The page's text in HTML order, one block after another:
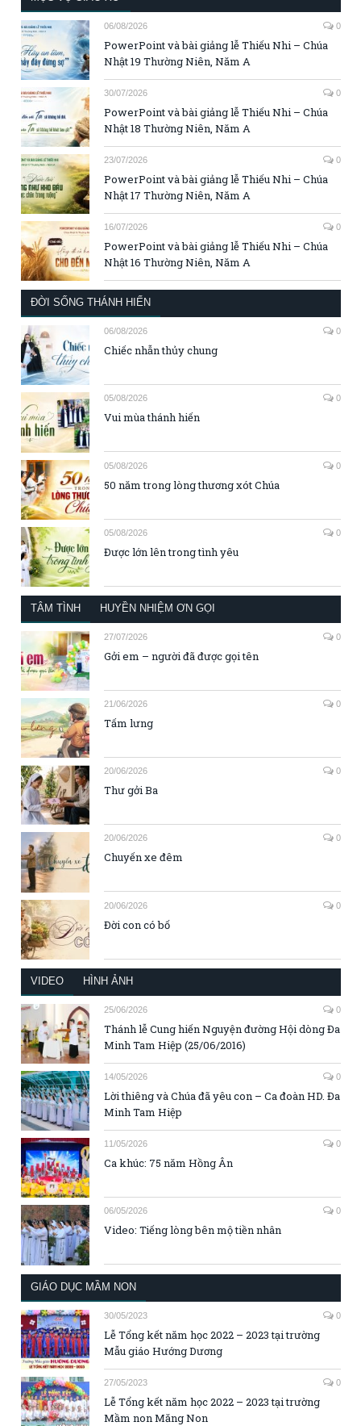
06/08/2026 0
PowerPoint và bài giảng lễ Thiếu Nhi – Chúa
Nhật 19 Thường Niên, Năm A
30/07/2026 0
PowerPoint và bài giảng lễ Thiếu Nhi – Chúa
Nhật 18 Thường Niên, Năm A
23/07/2026 0
PowerPoint và bài giảng lễ Thiếu Nhi – Chúa
Nhật 17 Thường Niên, Năm A
16/07/2026 0
PowerPoint và bài giảng lễ Thiếu Nhi – Chúa
Nhật 16 Thường Niên, Năm A
ĐỜI SỐNG THÁNH HIẾN
06/08/2026 0
Chiếc nhẫn thủy chung
05/08/2026 0
Vui mùa thánh hiến
05/08/2026 0
50 năm trong lòng thương xót Chúa
05/08/2026 0
Được lớn lên trong tình yêu
TÂM TÌNH HUYỀN NHIỆM ƠN GỌI
27/07/2026 0
Gởi em – người đã được gọi tên
21/06/2026 0
Tấm lưng
20/06/2026 0
Thư gởi Ba
20/06/2026 0
Chuyến xe đêm
20/06/2026 0
Đời con có bố
VIDEO HÌNH ẢNH
25/06/2026 0
Thánh lễ Cung hiến Nguyện đường Hội dòng Đa
Minh Tam Hiệp (25/06/2016)
14/05/2026 0
Lời thiêng và Chúa đã yêu con – Ca đoàn HD. Đa
Minh Tam Hiệp
11/05/2026 0
Ca khúc: 75 năm Hồng Ân
06/05/2026 0
Video: Tiếng lòng bên mộ tiền nhân
GIÁO DỤC MẦM NON
30/05/2023 0
Lễ Tổng kết năm học 2022 – 2023 tại trường
Mẫu giáo Hướng Dương
27/05/2023 0
Lễ Tổng kết năm học 2022 – 2023 tại trường
Mầm non Măng Non